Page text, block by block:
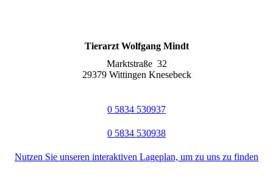
Tierarzt Wolfgang Mindt
Marktstraße 32
29379 Wittingen Knesebeck
0 5834 530937
0 5834 530938
Nutzen Sie unseren interaktiven La­ge­plan, um zu uns zu finden